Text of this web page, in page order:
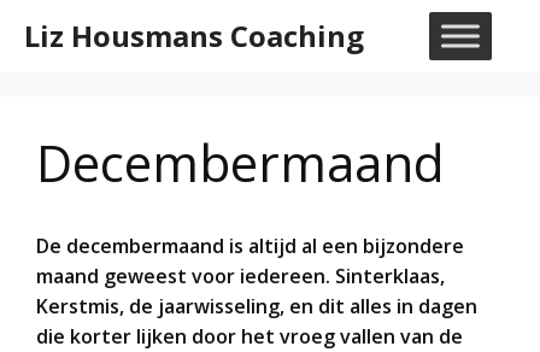
naarLiz Housmans Coaching
Decembermaand
De decembermaand is altijd al een bijzondere
maand geweest voor iedereen. Sinterklaas,
Kerstmis, de jaarwisseling, en dit alles in dagen
die korter lijken door het vroeg vallen van de